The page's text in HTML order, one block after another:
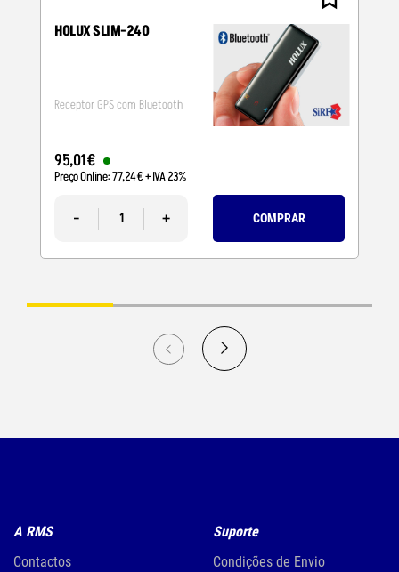
HOLUX SLIM-240
Receptor GPS com Bluetooth
95,01€
Preço Online:77,24€+ IVA 23%
- + COMPRAR
A RMS
Contactos
Suporte
Condições de Envio